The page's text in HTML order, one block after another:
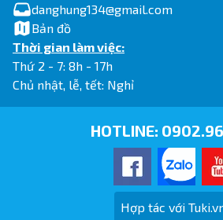
danghung134@gmail.com
Bản đồ
Thời gian làm việc:
Thứ 2 - 7: 8h - 17h
Chủ nhật, lễ, tết: Nghỉ
HOTLINE:
Hợp tác với